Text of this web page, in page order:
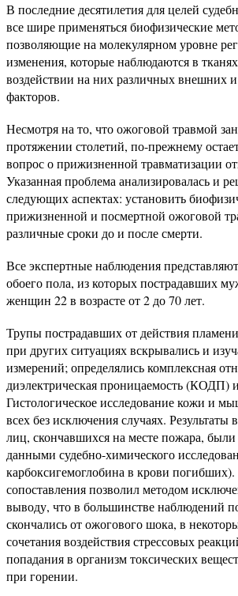
В последние десятилетия для целей
все шире применяться биофизические
позволяющие на молекулярном уровне
изменения, которые наблюдаются в
воздействии на них различных внешних
факторов.
Несмотря на то, что ожоговой травмой
протяжении столетий, по-прежнему
вопрос о прижизненной травматизации
Указанная проблема анализировалась и
следующих аспектах: установить
прижизненной и посмертной ожоговой
различные сроки до и после смерти.
Все экспертные наблюдения
обоего пола, из которых пострадавших
женщин 22 в возрасте от 2 до 70 лет.
Трупы пострадавших от действия
при других ситуациях вскрывались и
измерений; определялись комплексная
диэлектрическая проницаемость (КОДП)
Гистологическое исследование кожи и
всех без исключения случаях. Результаты
лиц, скончавшихся на месте пожара,
данными судебно-химического
карбоксигемоглобина в крови
сопоставления позволил методом
выводу, что в большинстве наблюдений
скончались от ожогового шока, в
сочетания воздействия стрессовых
попадания в организм токсических
при горении.